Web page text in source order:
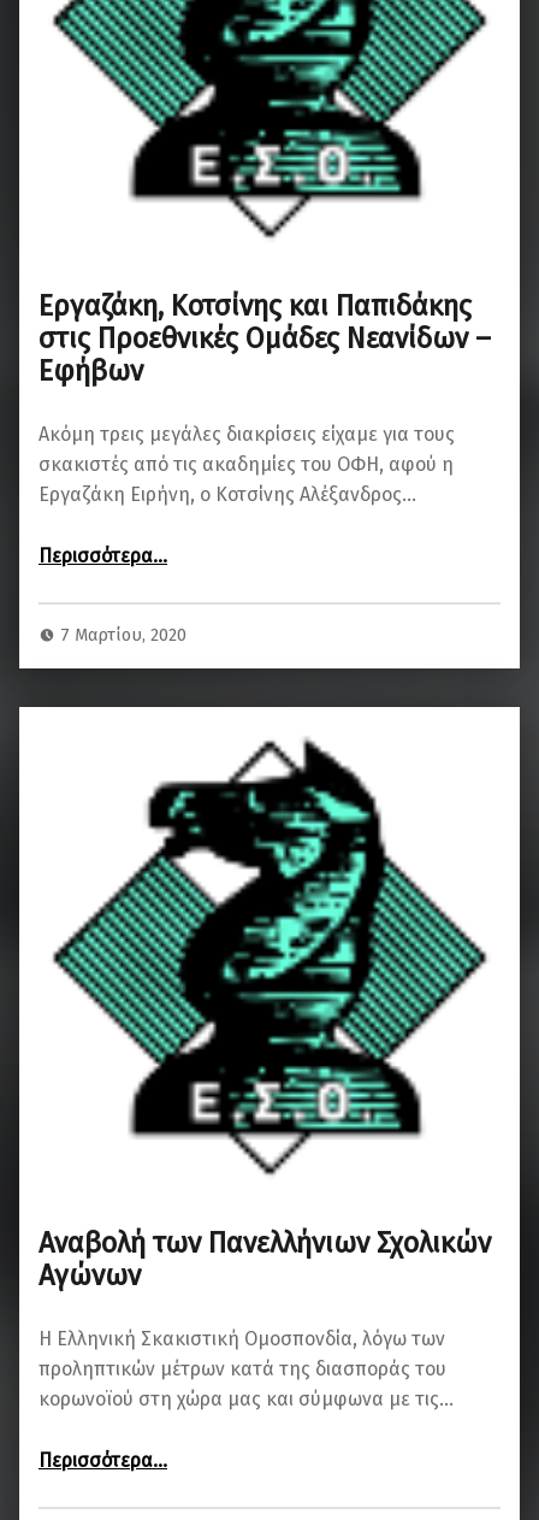
Εργαζάκη, Κοτσίνης και Παπιδάκης
στις Προεθνικές Ομάδες Νεανίδων –
Εφήβων
Ακόμη τρεις μεγάλες διακρίσεις είχαμε για τους
σκακιστές από τις ακαδημίες του ΟΦΗ, αφού η
Εργαζάκη Ειρήνη, ο Κοτσίνης Αλέξανδρος…
Περισσότερα“Εργαζάκη, Κοτσίνης και Παπιδάκης στις Προεθνικές Ομάδες Νεανίδων – Εφήβων”
…
7 Μαρτίου, 2020
Αναβολή των Πανελλήνιων Σχολικών
Αγώνων
Η Ελληνική Σκακιστική Ομοσπονδία, λόγω των
προληπτικών μέτρων κατά της διασποράς του
κορωνοϊού στη χώρα μας και σύμφωνα με τις…
Περισσότερα…